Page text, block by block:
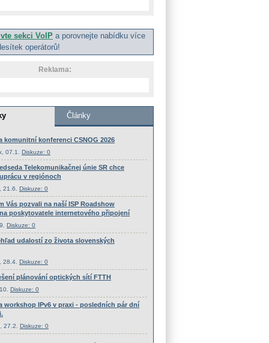
sekci VoIP a porovnejte nabídku více
operátorů!
Reklama: